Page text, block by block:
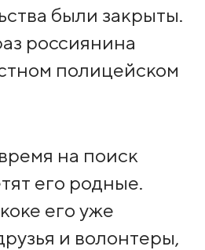
были закрыты.
россиянина
полицейском
на поиск
его родные.
его уже
и волонтеры,